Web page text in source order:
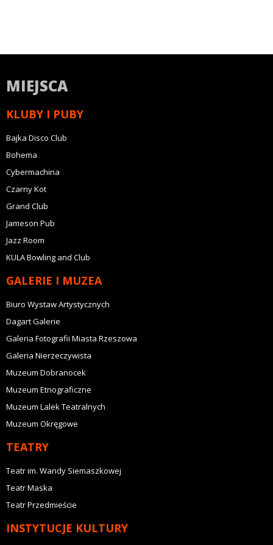
MIEJSCA
KLUBY I PUBY
Bajka Disco Club
Bohema
Cybermachina
Czarny Kot
Grand Club
Jameson Pub
Jazz Room
KULA Bowling and Club
GALERIE I MUZEA
Biuro Wystaw Artystycznych
Dagart Galerie
Galeria Fotografii Miasta Rzeszowa
Galeria Nierzeczywista
Muzeum Dobranocek
Muzeum Etnograficzne
Muzeum Lalek Teatralnych
Muzeum Okręgowe
TEATRY
Teatr im. Wandy Siemaszkowej
Teatr Maska
Teatr Przedmieście
INSTYTUCJE KULTURY